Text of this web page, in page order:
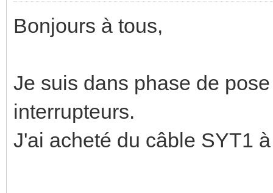
Bonjours à tous,
Je suis dans phase de
interrupteurs.
J'ai acheté du câble SYT1